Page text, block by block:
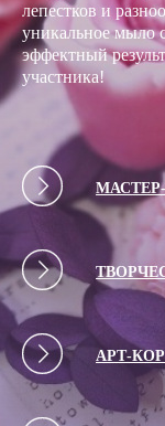
лепестков и
уникальное мыло
эффектный
участника!
АРТ-